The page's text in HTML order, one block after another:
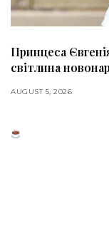
Принцеса
світлина
AUGUST 5, 2026